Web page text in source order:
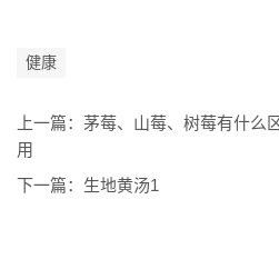
健康
上一篇： 茅莓、山莓、树莓有什么
用
下一篇： 生地黄汤1